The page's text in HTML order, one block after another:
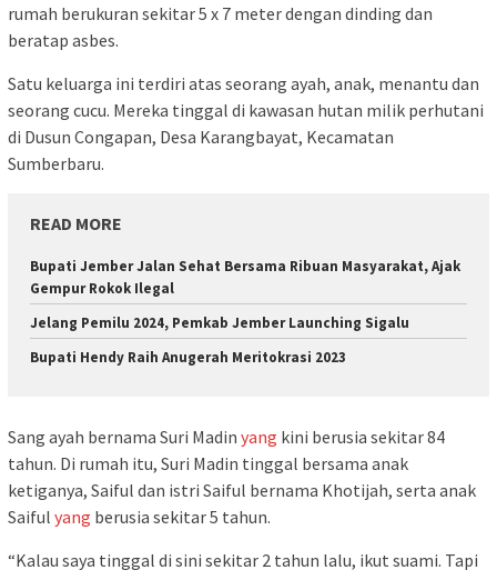
rumah berukuran sekitar 5 x 7 meter dengan dinding dan
beratap asbes.
Satu keluarga ini terdiri atas seorang ayah, anak, menantu dan
seorang cucu. Mereka tinggal di kawasan hutan milik perhutani
di Dusun Congapan, Desa Karangbayat, Kecamatan
Sumberbaru.
READ MORE
Bupati Jember Jalan Sehat Bersama Ribuan Masyarakat, Ajak
Gempur Rokok Ilegal
Jelang Pemilu 2024, Pemkab Jember Launching Sigalu
Bupati Hendy Raih Anugerah Meritokrasi 2023
Sang ayah bernama Suri Madin yang kini berusia sekitar 84
tahun. Di rumah itu, Suri Madin tinggal bersama anak
ketiganya, Saiful dan istri Saiful bernama Khotijah, serta anak
Saiful yang berusia sekitar 5 tahun.
“Kalau saya tinggal di sini sekitar 2 tahun lalu, ikut suami. Tapi